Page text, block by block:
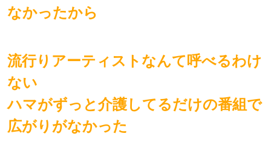
なかったから
流行りアーティストなんて呼べるわけ
ない
ハマがずっと介護してるだけの番組で
広がりがなかった